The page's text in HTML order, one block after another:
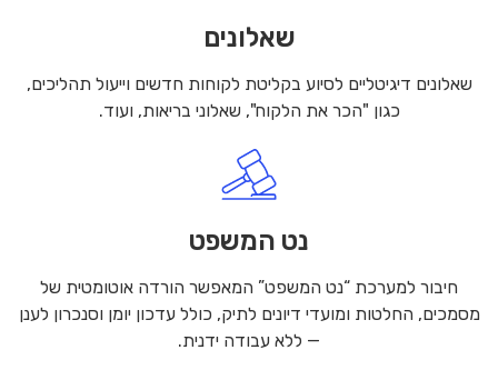
שאלונים
שאלונים דיגיטליים לסיוע בקליטת לקוחות חדשים וייעול תהליכים,
כגון "הכר את הלקוח", שאלוני בריאות, ועוד.
נט המשפט
חיבור למערכת “נט המשפט” המאפשר הורדה אוטומטית של
מסמכים, החלטות ומועדי דיונים לתיק, כולל עדכון יומן וסנכרון לענן
— ללא עבודה ידנית.